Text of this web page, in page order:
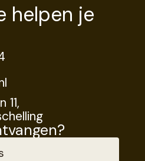
helpen je
11,